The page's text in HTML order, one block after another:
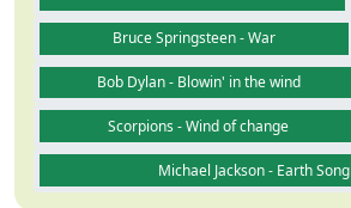
Bruce Springsteen - War
Bob Dylan - Blowin' in the wind
Scorpions - Wind of change
Michael Jackson - Earth Song